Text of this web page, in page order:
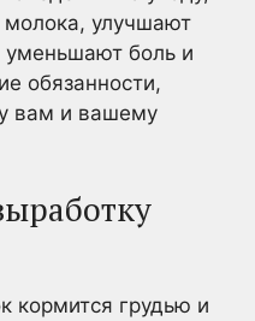
молока, улучшают
уменьшают боль и
обязанности,
вам и вашему
кормится грудью и